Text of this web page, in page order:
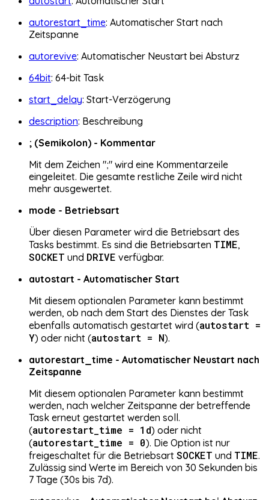
autorestart_time: Automatischer Start nach
Zeitspanne
autorevive: Automatischer Neustart bei Absturz
64bit: 64-bit Task
start_delay: Start-Verzögerung
description: Beschreibung
; (Semikolon) - Kommentar
Mit dem Zeichen ";" wird eine Kommentarzeile
eingeleitet. Die gesamte restliche Zeile wird nicht
mehr ausgewertet.
mode - Betriebsart
Über diesen Parameter wird die Betriebsart des
Tasks bestimmt. Es sind die Betriebsarten TIME,
SOCKET und DRIVE verfügbar.
autostart - Automatischer Start
Mit diesem optionalen Parameter kann bestimmt
werden, ob nach dem Start des Dienstes der Task
ebenfalls automatisch gestartet wird (autostart =
Y) oder nicht (autostart = N).
autorestart_time - Automatischer Neustart nach
Zeitspanne
Mit diesem optionalen Parameter kann bestimmt
werden, nach welcher Zeitspanne der betreffende
Task erneut gestartet werden soll.
(autorestart_time = 1d) oder nicht
(autorestart_time = 0). Die Option ist nur
freigeschaltet für die Betriebsart SOCKET und TIME.
Zulässig sind Werte im Bereich von 30 Sekunden bis
7 Tage (30s bis 7d).